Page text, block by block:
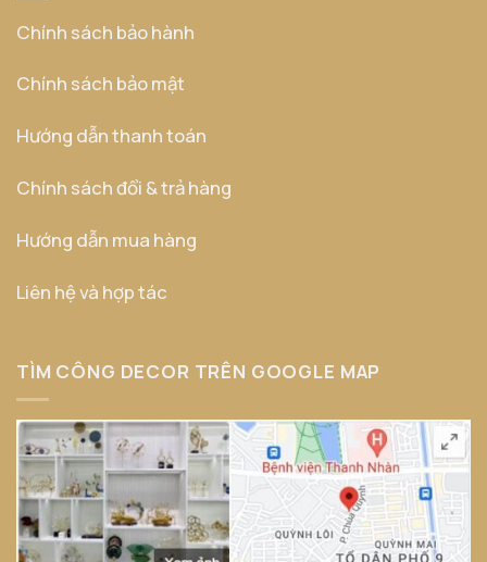
Chính sách bảo hành
Chính sách bảo mật
Hướng dẫn thanh toán
Chính sách đổi & trả hàng
Hướng dẫn mua hàng
Liên hệ và hợp tác
TÌM CÔNG DECOR TRÊN GOOGLE MAP